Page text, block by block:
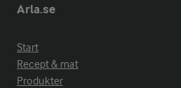
Arla.se
Start
Recept & mat
Produkter